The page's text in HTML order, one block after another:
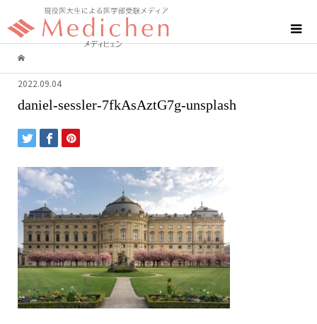
2022.09.04
daniel-sessler-7fkAsAztG7g-unsplash